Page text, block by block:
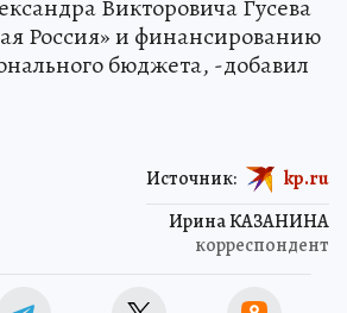
Викторовича Гусева
Россия» и финансированию
бюджета, -добавил
Ирина КАЗАНИНА
корреспондент
Источник: kp.ru